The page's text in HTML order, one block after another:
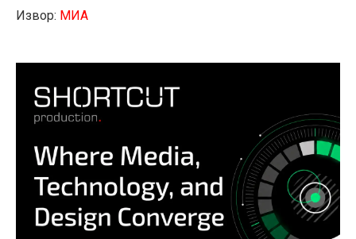
Извор: МИА